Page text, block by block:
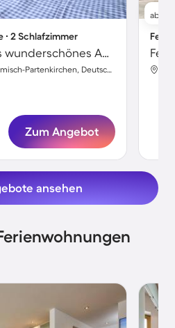
∙ 2 Schlafzimmer
Familienorientiertes wunderschönes Apartment | Bergblick | Haustiere sind willkommen
Uffing am Staffelsee, Garmisch-Partenkirchen, Deutschland
Zum Angebot
ab
ansehen